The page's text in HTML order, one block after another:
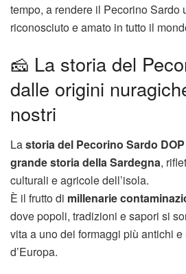
tempo, a rendere il Pecorino Sardo
riconosciuto e amato in tutto il
🧀 La storia del
dalle origini
nostri
Lastoria del Pecorino Sardo DOP
grande storia della Sardegna,
culturali e agricole dell’isola.
È il frutto di millenarie
dove popoli, tradizioni e sapori si
vita a uno dei formaggi più antichi
d’Europa.